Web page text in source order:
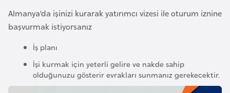
Almanya’da işinizi kurarak yatırımcı vizesi ile oturum iznine
başvurmak istiyorsanız
İş planı
İşi kurmak için yeterli gelire ve nakde sahip
olduğunuzu gösterir evrakları sunmanız gerekecektir.
t
i
n